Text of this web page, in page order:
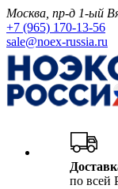
Москва, пр-д 1-ый
+7 (965) 170-13-56
sale@noex-russia.ru
по всей